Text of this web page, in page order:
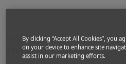
Accueil Vols Vols pour
a Doha
By clicking “Accept All Cookies”, you
on your device to enhance site
assist in our marketing efforts.